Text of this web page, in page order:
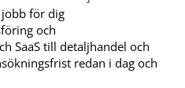
jobb för dig
och
SaaS till detaljhandel och
redan i dag och